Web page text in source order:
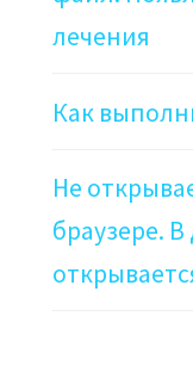
лечения
Как
Не
браузере. В